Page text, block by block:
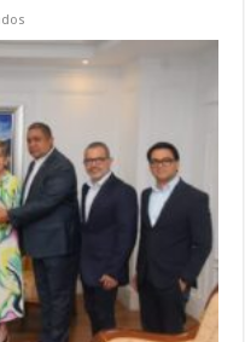
someten
bachata
como
herramienta
de
promoción
internacional
de
zona
Norte,
sus
marcas
y
productos